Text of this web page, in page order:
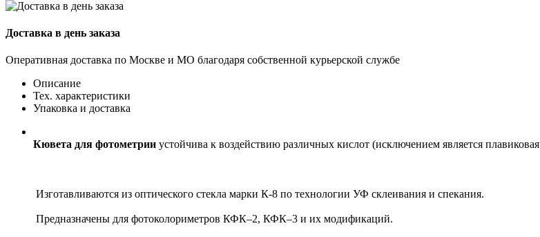
Доставка в день заказа
Оперативная доставка по Москве и МО благодаря собственной курьерской службе
Описание
Тех. характеристики
Упаковка и доставка
Кювета для фотометрии устойчива к воздействию различных кислот (исключением является
Изготавливаются из оптического стекла марки К-8 по технологии УФ склеивания и спекания.
Предназначены для фотоколориметров КФК–2, КФК–3 и их модификаций.